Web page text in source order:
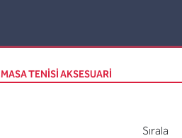
MASA TENISI AKSESUARI
Sırala